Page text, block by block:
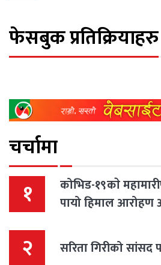
फेसबुक प्रतिक्रियाहरु
चर्चामा
१
कोभिड-१९काे
पायो हिमाल आरोहण
२ सरिता गिरीको सांसद